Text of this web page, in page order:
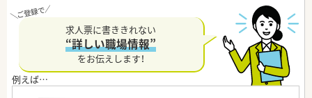
求人票に書ききれない
“詳しい職場情報”
をお伝えします！